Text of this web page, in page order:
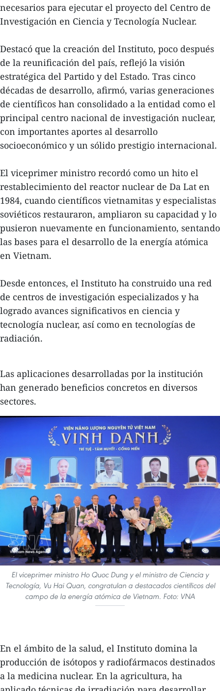
necesarios para ejecutar el proyecto del Centro de
Investigación en Ciencia y Tecnología Nuclear.
Destacó que la creación del Instituto, poco después
de la reunificación del país, reflejó la visión
estratégica del Partido y del Estado. Tras cinco
décadas de desarrollo, afirmó, varias generaciones
de científicos han consolidado a la entidad como el
principal centro nacional de investigación nuclear,
con importantes aportes al desarrollo
socioeconómico y un sólido prestigio internacional.
El viceprimer ministro recordó como un hito el
restablecimiento del reactor nuclear de Da Lat en
1984, cuando científicos vietnamitas y especialistas
soviéticos restauraron, ampliaron su capacidad y lo
pusieron nuevamente en funcionamiento, sentando
las bases para el desarrollo de la energía atómica
en Vietnam.
Desde entonces, el Instituto ha construido una red
de centros de investigación especializados y ha
logrado avances significativos en ciencia y
tecnología nuclear, así como en tecnologías de
radiación.
Las aplicaciones desarrolladas por la institución
han generado beneficios concretos en diversos
sectores.
El viceprimer ministro Ho Quoc Dung y el ministro de Ciencia y
Tecnología, Vu Hai Quan, congratulan a destacados científicos del
campo de la energía atómica de Vietnam. Foto: VNA
En el ámbito de la salud, el Instituto domina la
producción de isótopos y radiofármacos destinados
a la medicina nuclear. En la agricultura, ha